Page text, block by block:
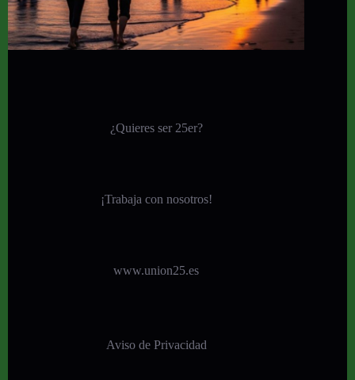
¿Quieres ser 25er?
¡Trabaja con nosotros!
www.union25.es
Aviso de Privacidad